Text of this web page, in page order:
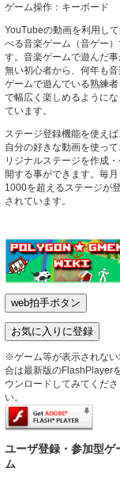
ゲーム操作：キーボード
YouTubeの動画を利用し
べる音楽ゲーム（音ゲー
す。音楽ゲームで遊んだ
無い初心者から、何年も音
ゲームで遊んでいる熟練者
で幅広く楽しめるようにな
ています。
ステージ登録機能を使えば
自分の好きな動画を使って
リジナルステージを作成
開する事ができます。毎月
1000を超えるステージが
されています。
※ゲーム等が表示されない
合は最新版のFlashPlayer
ウンロードしてみてくださ
い。
ユーザ登録・参加型ゲ
ム